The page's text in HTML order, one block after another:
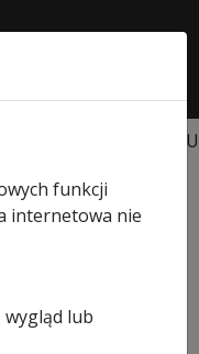
przemysłowych SPU
funkcji
internetowa nie
lub